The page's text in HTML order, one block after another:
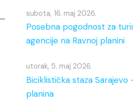
subota, 16. maj 2026.
Posebna pogodnost za
agencije na Ravnoj planini
utorak, 5. maj 2026.
Biciklistička staza Sarajevo
planina